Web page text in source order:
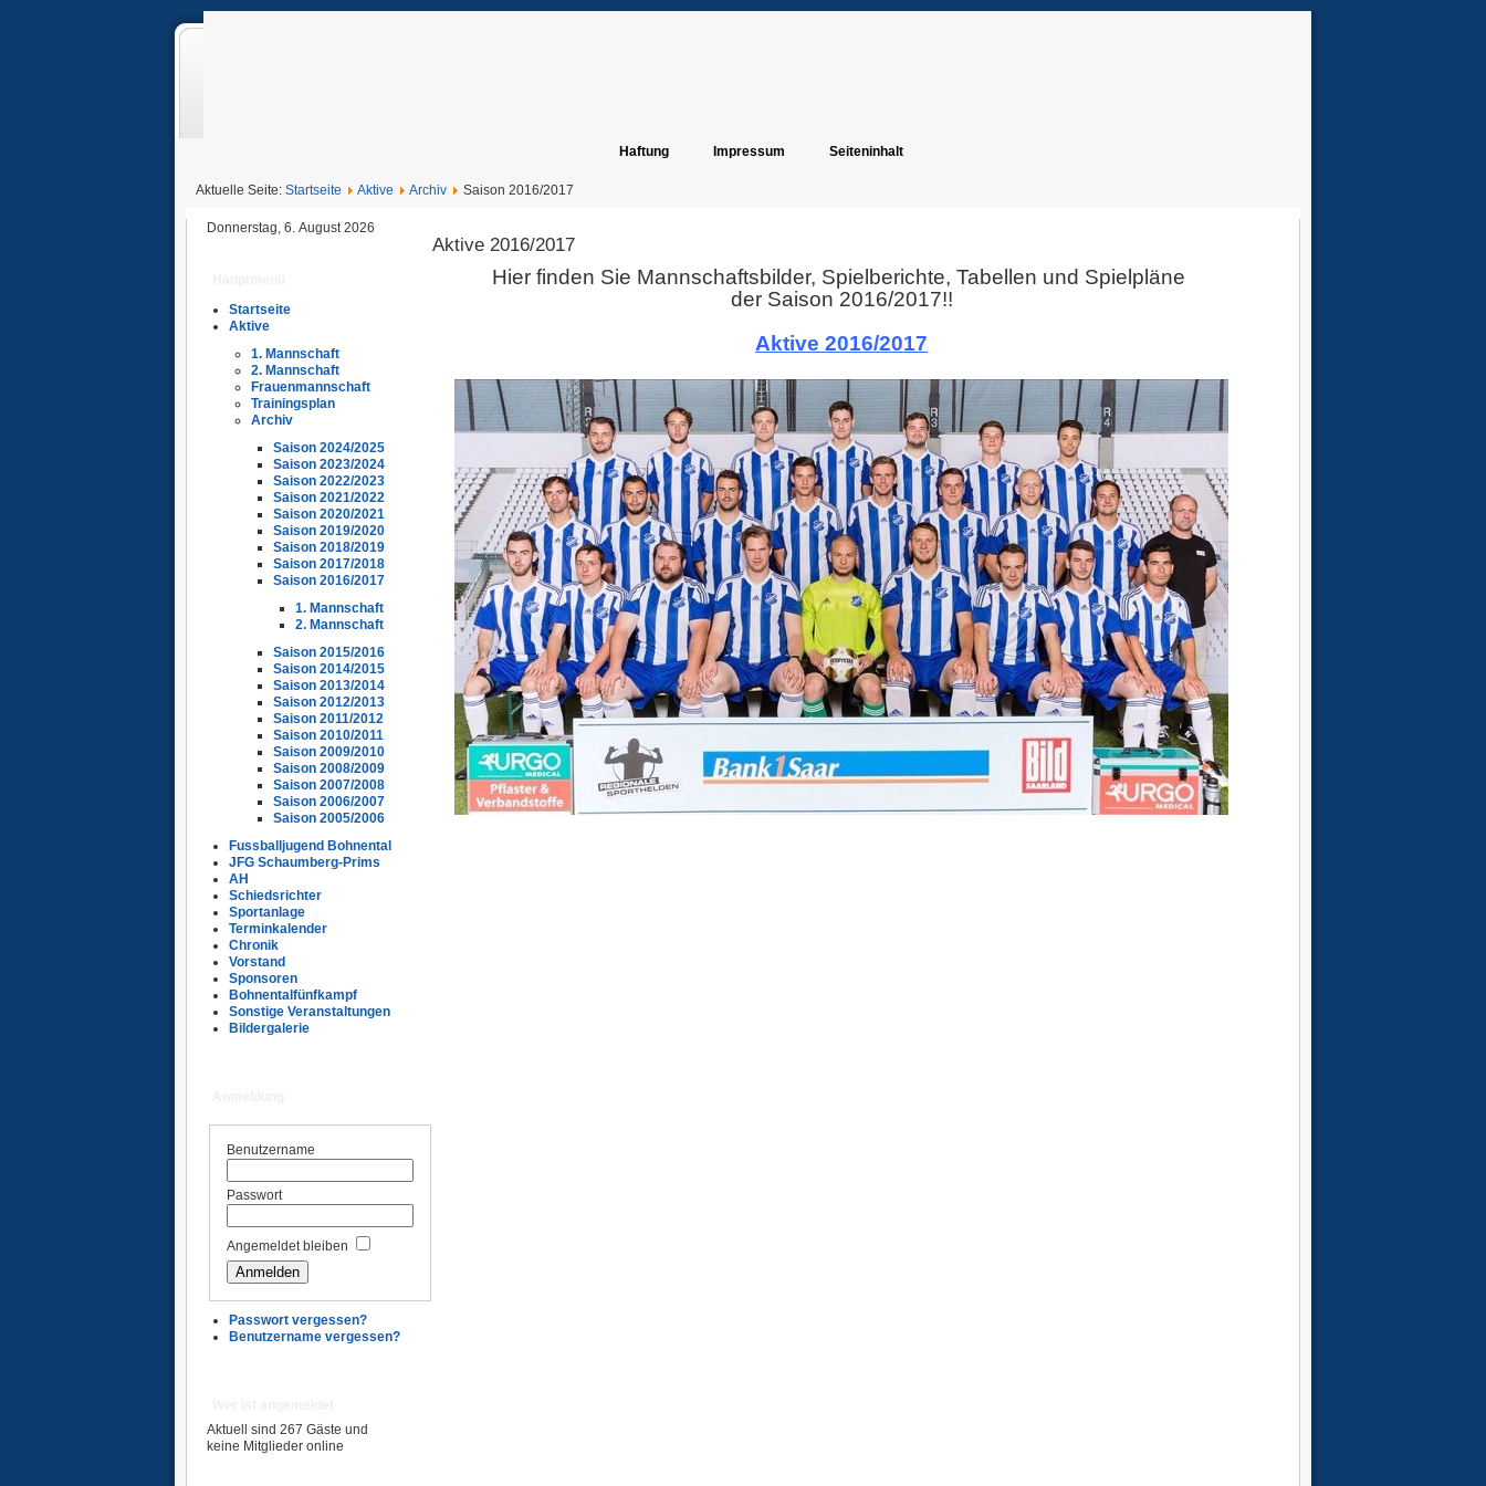
Haftung Impressum Seiteninhalt
Aktuelle Seite: Startseite Aktive Archiv Saison 2016/2017
Donnerstag, 6. August 2026
Startseite
Aktive
1. Mannschaft
2. Mannschaft
Frauenmannschaft
Trainingsplan
Archiv
Saison 2024/2025
Saison 2023/2024
Saison 2022/2023
Saison 2021/2022
Saison 2020/2021
Saison 2019/2020
Saison 2018/2019
Saison 2017/2018
Saison 2016/2017
1. Mannschaft
2. Mannschaft
Saison 2015/2016
Saison 2014/2015
Saison 2013/2014
Saison 2012/2013
Saison 2011/2012
Saison 2010/2011
Saison 2009/2010
Saison 2008/2009
Saison 2007/2008
Saison 2006/2007
Saison 2005/2006
Fussballjugend Bohnental
JFG Schaumberg-Prims
AH
Schiedsrichter
Sportanlage
Terminkalender
Chronik
Vorstand
Sponsoren
Bohnentalfünfkampf
Sonstige Veranstaltungen
Bildergalerie
Benutzername
Passwort
Angemeldet bleiben
Passwort vergessen?
Benutzername vergessen?
Aktuell sind 267 Gäste und
keine Mitglieder online
Aktive 2016/2017
Hier finden Sie Mannschaftsbilder, Spielberichte, Tabellen und Spielpläne
der Saison 2016/2017!!
Aktive 2016/2017